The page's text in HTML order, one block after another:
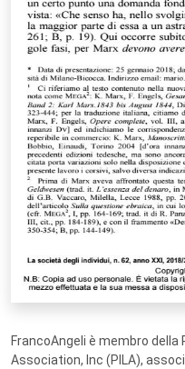
FrancoAngeli è membro
Association, Inc (PILA),